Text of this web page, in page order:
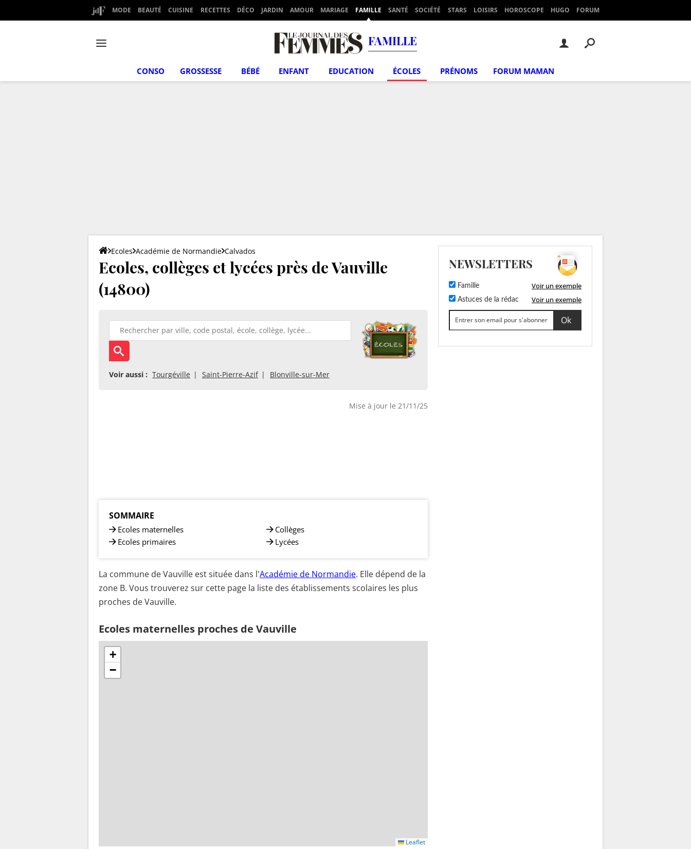
MODE BEAUTÉ CUISINE RECETTES DÉCO JARDIN AMOUR MARIAGE FAMILLE SANTÉ SOCIÉTÉ STARS LOISIRS HOROSCOPE HUGO FORUM
FAMILLE
CONSO GROSSESSE BÉBÉ ENFANT EDUCATION ÉCOLES PRÉNOMS FORUM MAMAN
Ecoles Académie de Normandie Calvados
Ecoles, collèges et lycées près de Vauville
(14800)
Voir aussi : Tourgéville Saint-Pierre-Azif Blonville-sur-Mer
Mise à jour le 21/11/25
SOMMAIRE
Ecoles maternelles
Ecoles primaires
Collèges
Lycées
La commune de Vauville est située dans l'Académie de Normandie. Elle dépend de la
zone B. Vous trouverez sur cette page la liste des établissements scolaires les plus
proches de Vauville.
Ecoles maternelles proches de Vauville
+
−
Leaflet
NEWSLETTERS
Famille Voir un exemple
Astuces de la rédac Voir un exemple